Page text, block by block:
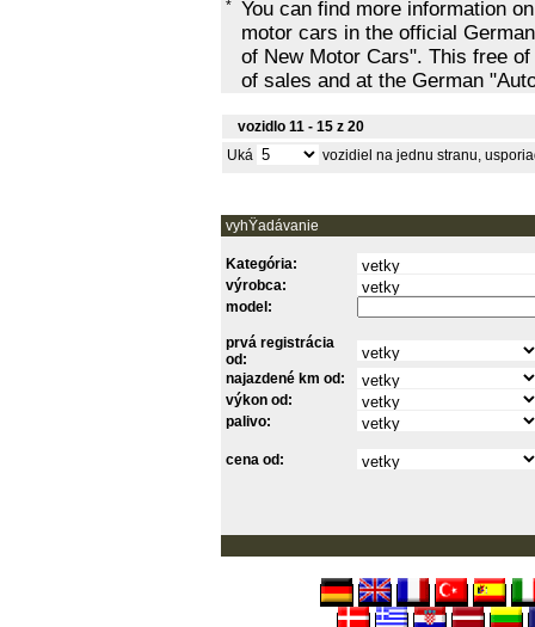
* You can find more information
motor cars in the official
of New Motor Cars". This free
of sales and at the German
vozidlo 11 - 15 z 20
Uká
vozidiel na jednu stranu,
vyhŸadávanie
Kategória:
výrobca:
model:
prvá registrácia
od:
najazdené km od:
výkon od:
palivo:
cena od: